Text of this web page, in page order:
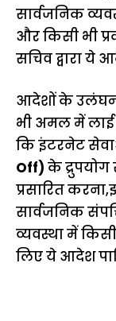
सार्वजनिक
और किसी भी
सचिव द्वारा ये
आदेशों के
भी अमल में लाई
कि इंटरनेट
Off) के
प्रसारित
सार्वजनिक
व्यवस्था में
लिए ये आदेश